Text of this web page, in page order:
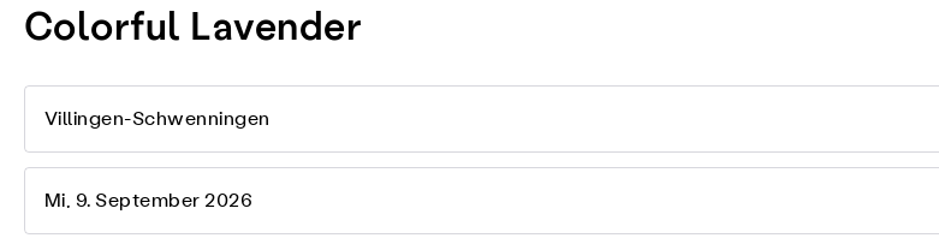
Colorful Lavender
Villingen-Schwenningen
Mi, 9. September 2026